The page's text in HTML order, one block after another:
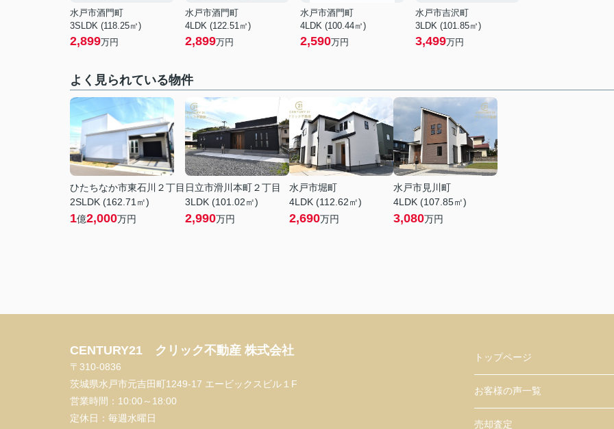
水戸市酒門町
3SLDK (118.25㎡)
2,899万円
水戸市酒門町
4LDK (122.51㎡)
2,899万円
水戸市酒門町
4LDK (100.44㎡)
2,590万円
水戸市吉沢町
3LDK (101.85㎡)
3,499万円
よく見られている物件
ひたちなか市東石川２丁目
2SLDK (162.71㎡)
1億2,000万円
日立市滑川本町２丁目
3LDK (101.02㎡)
2,990万円
水戸市堀町
4LDK (112.62㎡)
2,690万円
水戸市見川町
4LDK (107.85㎡)
3,080万円
CENTURY21 クリック不動産 株式会社
〒310-0836
茨城県水戸市元吉田町1249-17 エービックスビル１F
営業時間： 10:00～18:00
定休日： 毎週水曜日
トップページ
お客様の声一覧
売却査定